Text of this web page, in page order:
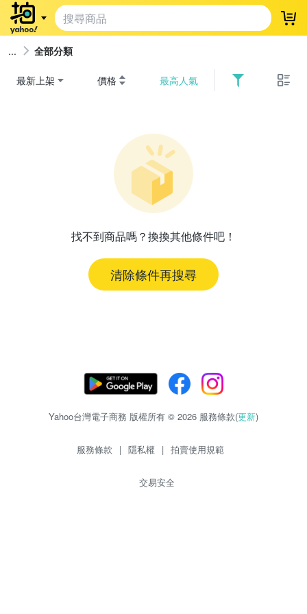
登
全部分類
最新上架 價格 最高人氣
找不到商品嗎？換換其他條件吧！
清除條件再搜尋
Yahoo台灣電子商務 版權所有 © 2026 服務條款(更新)
服務條款 | 隱私權 | 拍賣使用規範
交易安全